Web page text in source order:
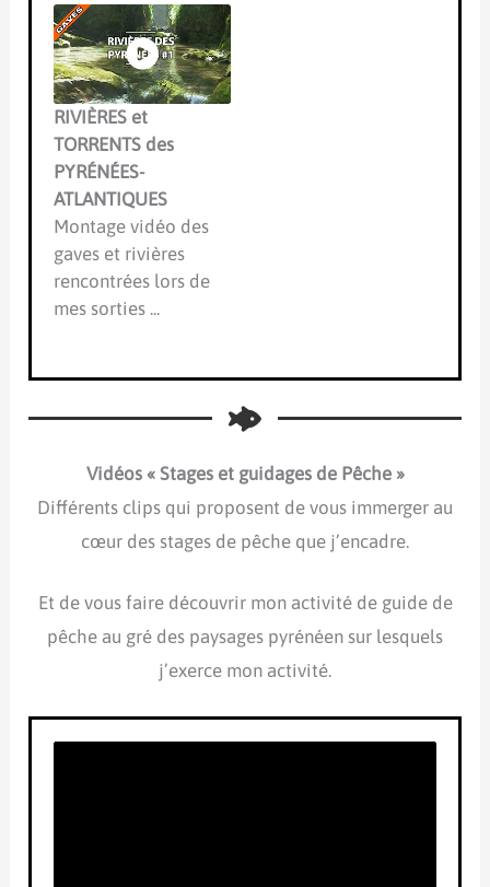
RIVIÈRES et
TORRENTS des
PYRÉNÉES-
ATLANTIQUES
Montage vidéo des
gaves et rivières
rencontrées lors de
mes sorties ...
Vidéos « Stages et guidages de Pêche »
Différents clips qui proposent de vous immerger au
cœur des stages de pêche que j’encadre.
Et de vous faire découvrir mon activité de guide de
pêche au gré des paysages pyrénéen sur lesquels
j’exerce mon activité.